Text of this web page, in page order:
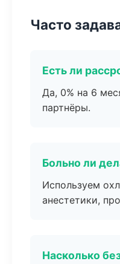
Часто
Есть ли
Да, 0% на 6
партнёры.
Больно ли
Используем
анестетики,
Насколько